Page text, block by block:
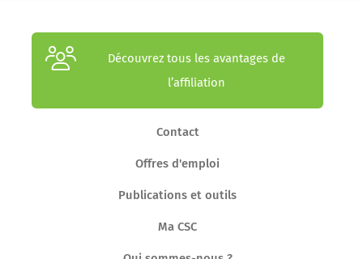
Découvrez tous les avantages de
l’affiliation
Contact
Offres d'emploi
Publications et outils
Ma CSC